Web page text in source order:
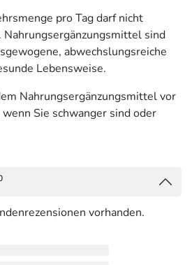
pro Tag darf nicht
sind
abwechslungsreiche
Lebensweise.
Nahrungsergänzungsmittel vor
Sie schwanger sind oder
vorhanden.